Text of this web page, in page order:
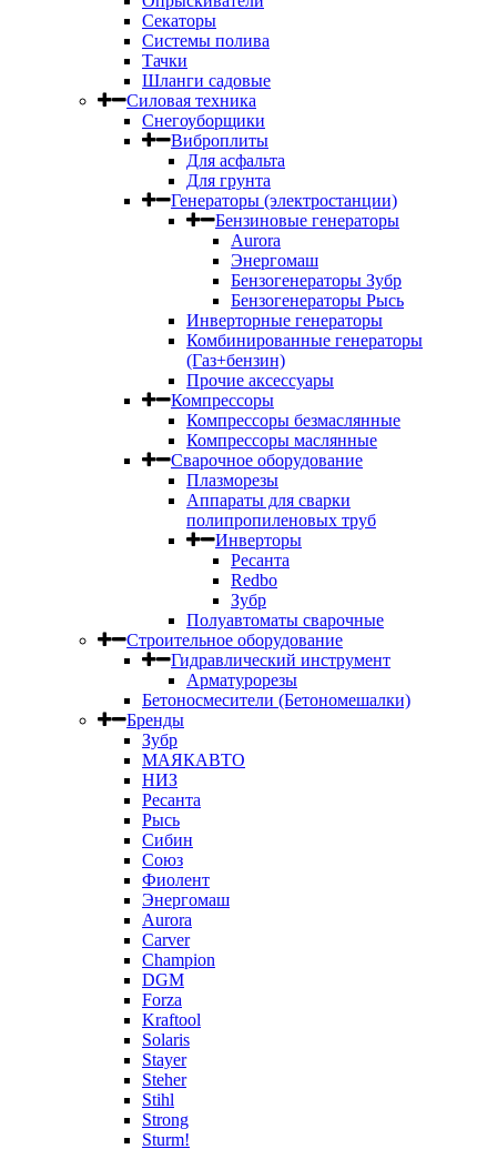
Секаторы
Системы полива
Тачки
Шланги садовые
Силовая техника
Снегоуборщики
Виброплиты
Для асфальта
Для грунта
Генераторы (электростанции)
Бензиновые генераторы
Aurora
Энергомаш
Бензогенераторы Зубр
Бензогенераторы Рысь
Инверторные генераторы
Комбинированные генераторы
(Газ+бензин)
Прочие аксессуары
Компрессоры
Компрессоры безмаслянные
Компрессоры маслянные
Сварочное оборудование
Плазморезы
Аппараты для сварки
полипропиленовых труб
Инверторы
Ресанта
Redbo
Зубр
Полуавтоматы сварочные
Строительное оборудование
Гидравлический инструмент
Арматурорезы
Бетоносмесители (Бетономешалки)
Бренды
Зубр
МАЯКАВТО
НИЗ
Ресанта
Рысь
Сибин
Союз
Фиолент
Энергомаш
Aurora
Carver
Champion
DGM
Forza
Kraftool
Solaris
Stayer
Steher
Stihl
Strong
Sturm!